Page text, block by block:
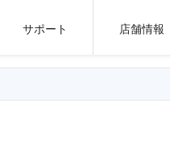
サポート 店舗情報